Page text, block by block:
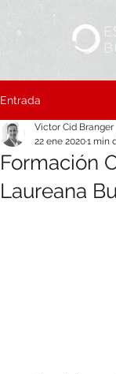
Entrada
Formación
Laureana
Victor Cid Branger
22 ene 20201 min